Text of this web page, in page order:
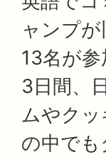
ャンプ
13名が
3日間、
ムやク
の中で